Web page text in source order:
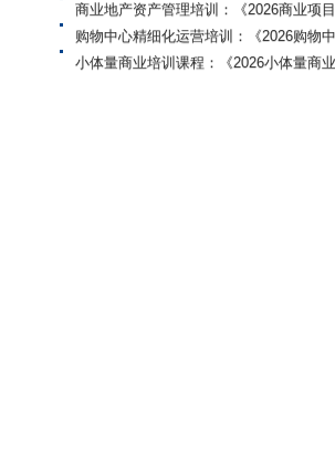
商业地产资产管理培训：《2026商业项
购物中心精细化运营培训：《2026购物
小体量商业培训课程：《2026小体量商